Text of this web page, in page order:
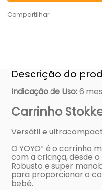
Compartilhar
Descrição do
Indicação de Uso:6
Carrinho Stokke
Versátil e
O YOYO³ é o carrinho
com a criança, desde
Robusto e super
para proporcionar o
bebê.